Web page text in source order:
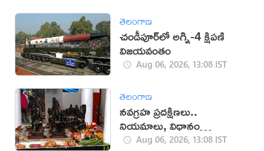
తెలంగాణ
చండీపూర్‌లో అగ్ని-4 క్షిపణి
విజయవంతం
Aug 06, 2026, 13:08 IST
తెలంగాణ
నవగ్రహ ప్రదక్షిణలు..
నియమాలు, విధానం
తెలుసుకోండి
Aug 06, 2026, 13:08 IST